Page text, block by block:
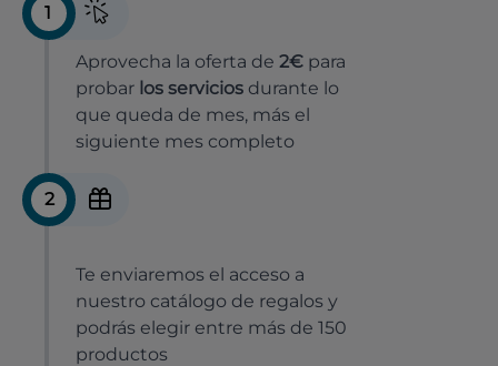
1
Aprovecha la oferta de 2€ para
probar los servicios durante lo
que queda de mes, más el
siguiente mes completo
2
Te enviaremos el acceso a
nuestro catálogo de regalos y
podrás elegir entre más de 150
productos